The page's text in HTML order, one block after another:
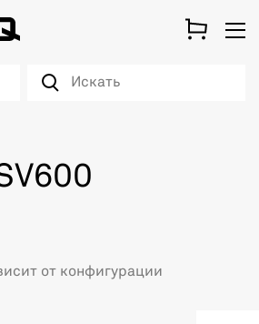
от конфигурации